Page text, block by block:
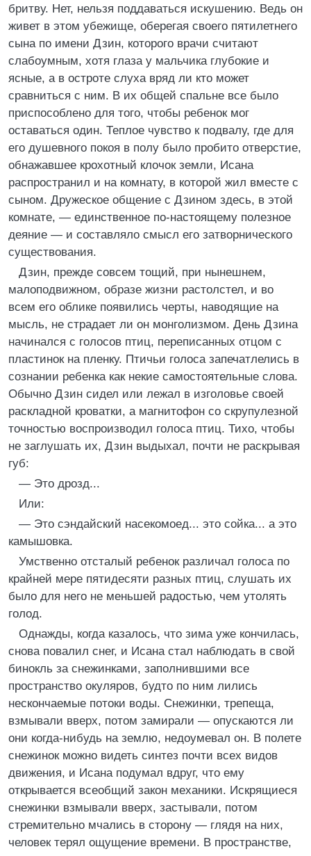
бритву. Нет, нельзя поддаваться искушению. Ведь он
живет в этом убежище, оберегая своего пятилетнего
сына по имени Дзин, которого врачи считают
слабоумным, хотя глаза у мальчика глубокие и
ясные, а в остроте слуха вряд ли кто может
сравниться с ним. В их общей спальне все было
приспособлено для того, чтобы ребенок мог
оставаться один. Теплое чувство к подвалу, где для
его душевного покоя в полу было пробито отверстие,
обнажавшее крохотный клочок земли, Исана
распространил и на комнату, в которой жил вместе с
сыном. Дружеское общение с Дзином здесь, в этой
комнате, — единственное по-настоящему полезное
деяние — и составляло смысл его затворнического
существования.
Дзин, прежде совсем тощий, при нынешнем,
малоподвижном, образе жизни растолстел, и во
всем его облике появились черты, наводящие на
мысль, не страдает ли он монголизмом. День Дзина
начинался с голосов птиц, переписанных отцом с
пластинок на пленку. Птичьи голоса запечатлелись в
сознании ребенка как некие самостоятельные слова.
Обычно Дзин сидел или лежал в изголовье своей
раскладной кроватки, а магнитофон со скрупулезной
точностью воспроизводил голоса птиц. Тихо, чтобы
не заглушать их, Дзин выдыхал, почти не раскрывая
губ:
— Это дрозд...
Или:
— Это сэндайский насекомоед... это сойка... а это
камышовка.
Умственно отсталый ребенок различал голоса по
крайней мере пятидесяти разных птиц, слушать их
было для него не меньшей радостью, чем утолять
голод.
Однажды, когда казалось, что зима уже кончилась,
снова повалил снег, и Исана стал наблюдать в свой
бинокль за снежинками, заполнившими все
пространство окуляров, будто по ним лились
нескончаемые потоки воды. Снежинки, трепеща,
взмывали вверх, потом замирали — опускаются ли
они когда-нибудь на землю, недоумевал он. В полете
снежинок можно видеть синтез почти всех видов
движения, и Исана подумал вдруг, что ему
открывается всеобщий закон механики. Искрящиеся
снежинки взмывали вверх, застывали, потом
стремительно мчались в сторону — глядя на них,
человек терял ощущение времени. В пространстве,